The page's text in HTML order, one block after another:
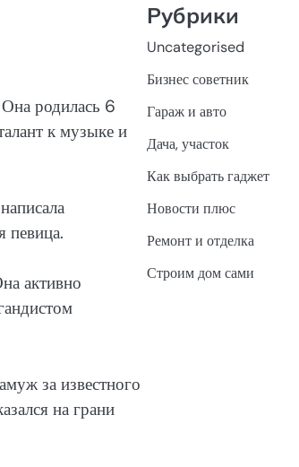
родилась 6
к музыке и
певица.
активно
за известного
на грани
Рубрики
Uncategorised
Бизнес советник
Гараж и авто
Дача, участок
Как выбрать гаджет
Новости плюс
Ремонт и отделка
Строим дом сами